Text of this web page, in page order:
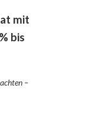
mit
bis
–